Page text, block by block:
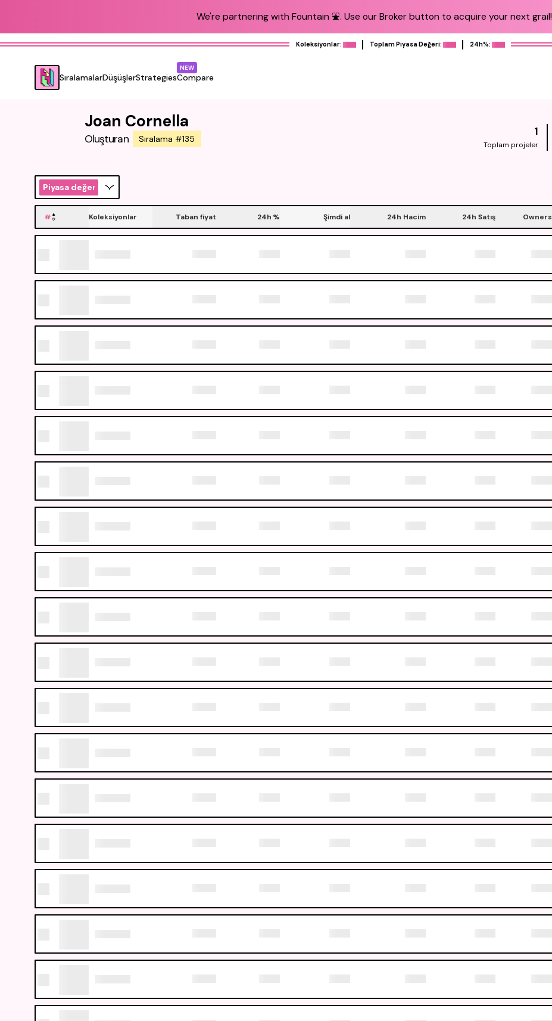
We're partnering with Fountain ⛲️. Use our Broker button to acquire your next grail!
Koleksiyonlar: Toplam Piyasa Değeri: 24h%:
SıralamalarDüşüşlerStrategiesCompare
NEW
Joan Cornella
Oluşturan Sıralama #135
1
Toplam projeler
Piyasa değeri
# Koleksiyonlar Taban fiyat 24h % Şimdi al 24h Hacim 24h Satış Owners